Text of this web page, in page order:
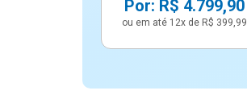
Por: R$ 4.799,90
ou em até 12x de R$ 399,99